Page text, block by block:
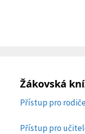
Žákovská
Přístup pro
Přístup pro